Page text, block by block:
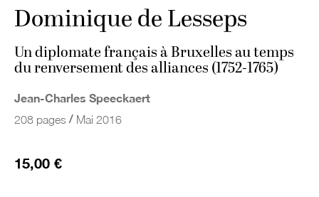
Dominique de Lesseps
Un diplomate français à Bruxelles au temps
du renversement des alliances (1752-1765)
Jean-Charles Speeckaert
208 pages / Mai 2016
15,00 €